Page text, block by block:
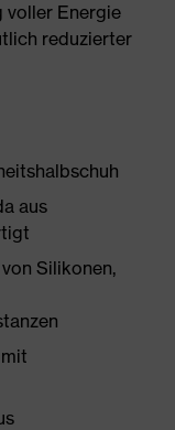
voller Energie
reduzierter
aus
Silikonen,